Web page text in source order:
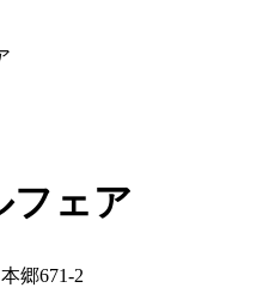
フェア
郷671-2